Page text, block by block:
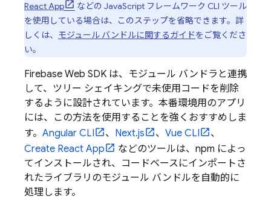
React App
などの JavaScript フレームワーク CLI ツール
を使用している場合は、このステップを省略できます。詳
しくは、 モジュール バンドルに関するガイドをご覧くださ
い。
Firebase Web SDK は、モジュール バンドラと連携
して、ツリー シェイキングで未使用コードを削除
するように設計されています。本番環境用のアプリ
には、この方法を使用することを強くおすすめしま
す。 Angular CLI 、 Next.js 、 Vue CLI
、
Create React App
などのツールは、npm によっ
てインストールされ、コードベースにインポートさ
れたライブラリのモジュール バンドルを自動的に
処理します。